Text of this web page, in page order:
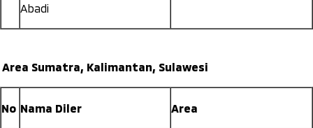
Abadi
Area Sumatra, Kalimantan, Sulawesi
No Nama Diler Area